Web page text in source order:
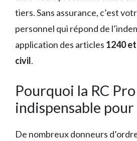
tiers. Sans assurance, c’est
personnel qui répond de
application des articles 1240
civil.
Pourquoi la RC
indispensable
De nombreux donneurs